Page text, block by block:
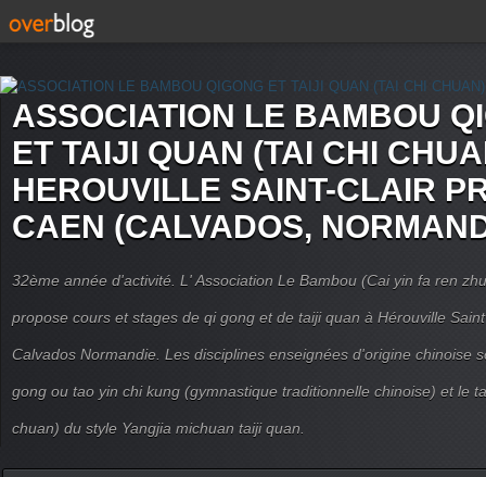
ASSOCIATION LE BAMBOU
ET TAIJI QUAN (TAI CHI
HEROUVILLE SAINT-CLAIR
CAEN (CALVADOS,
32ème année d'activité. L' Association Le Bambou (Cai yin fa ren
propose cours et stages de qi gong et de taiji quan à Hérouville
Calvados Normandie. Les disciplines enseignées d'origine chinoise
gong ou tao yin chi kung (gymnastique traditionnelle chinoise) et le
chuan) du style Yangjia michuan taiji quan.